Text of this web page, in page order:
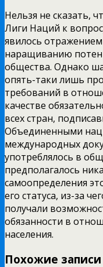
Нельзя не сказать,
Лиги Наций к
явилось
наращиванию
общества. Однако
опять-таки лишь
требований в
качестве
всех стран,
Объединенными
международных
употреблялось в
предполагалось
самоопределения
его статуса, из-за
получали
обязанности в
населения.
Похожие записи